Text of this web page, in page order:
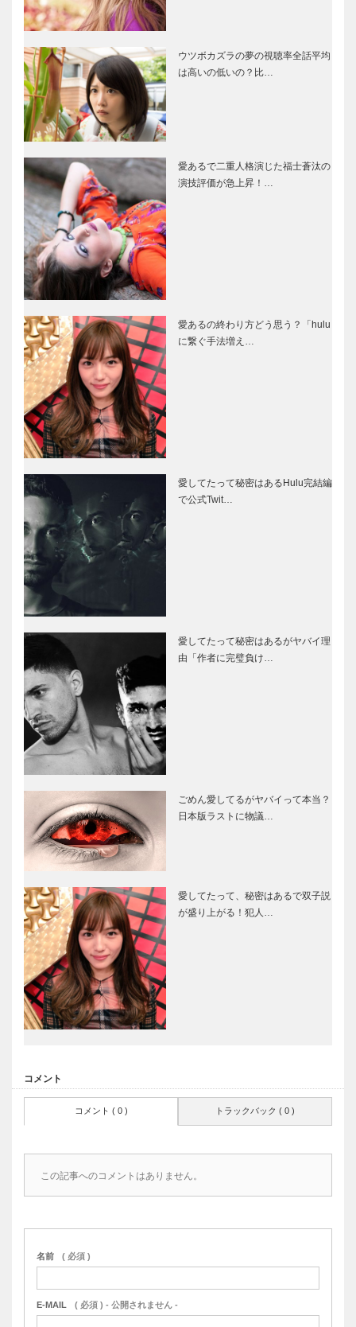
ウツボカズラの夢の視聴率全話平均
は高いの低いの？比…
愛あるで二重人格演じた福士蒼汰の
演技評価が急上昇！…
愛あるの終わり方どう思う？「hulu
に繋ぐ手法増え…
愛してたって秘密はあるHulu完結編
で公式Twit…
愛してたって秘密はあるがヤバイ理
由「作者に完璧負け…
ごめん愛してるがヤバイって本当？
日本版ラストに物議…
愛してたって、秘密はあるで双子説
が盛り上がる！犯人…
コメント
コメント ( 0 ) トラックバック ( 0 )
この記事へのコメントはありません。
名前 ( 必須 )
E-MAIL ( 必須 ) - 公開されません -